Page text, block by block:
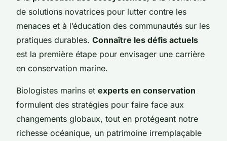
de solutions novatrices pour lutter contre les
menaces et à l’éducation des communautés sur les
pratiques durables. Connaître les défis actuels
est la première étape pour envisager une carrière
en conservation marine.
Biologistes marins et experts en conservation
formulent des stratégies pour faire face aux
changements globaux, tout en protégeant notre
richesse océanique, un patrimoine irremplaçable